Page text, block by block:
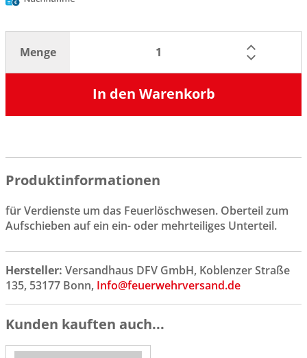
Menge
In den Warenkorb
Produktinformationen
für Verdienste um das Feuerlöschwesen. Oberteil zum
Aufschieben auf ein ein- oder mehrteiliges Unterteil.
Hersteller: Versandhaus DFV GmbH, Koblenzer Straße
135, 53177 Bonn, Info@feuerwehrversand.de
Kunden kauften auch...